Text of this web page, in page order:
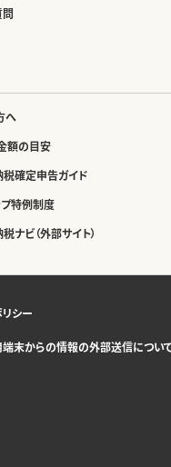
問
へ
額の目安
税確定申告ガイド
プ特例制度
ナビ（外部サイト）
シー
端末からの情報の外部送信につい